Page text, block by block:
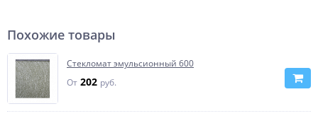
Похожие товары
Стекломат эмульсионный 600
От 202 руб.